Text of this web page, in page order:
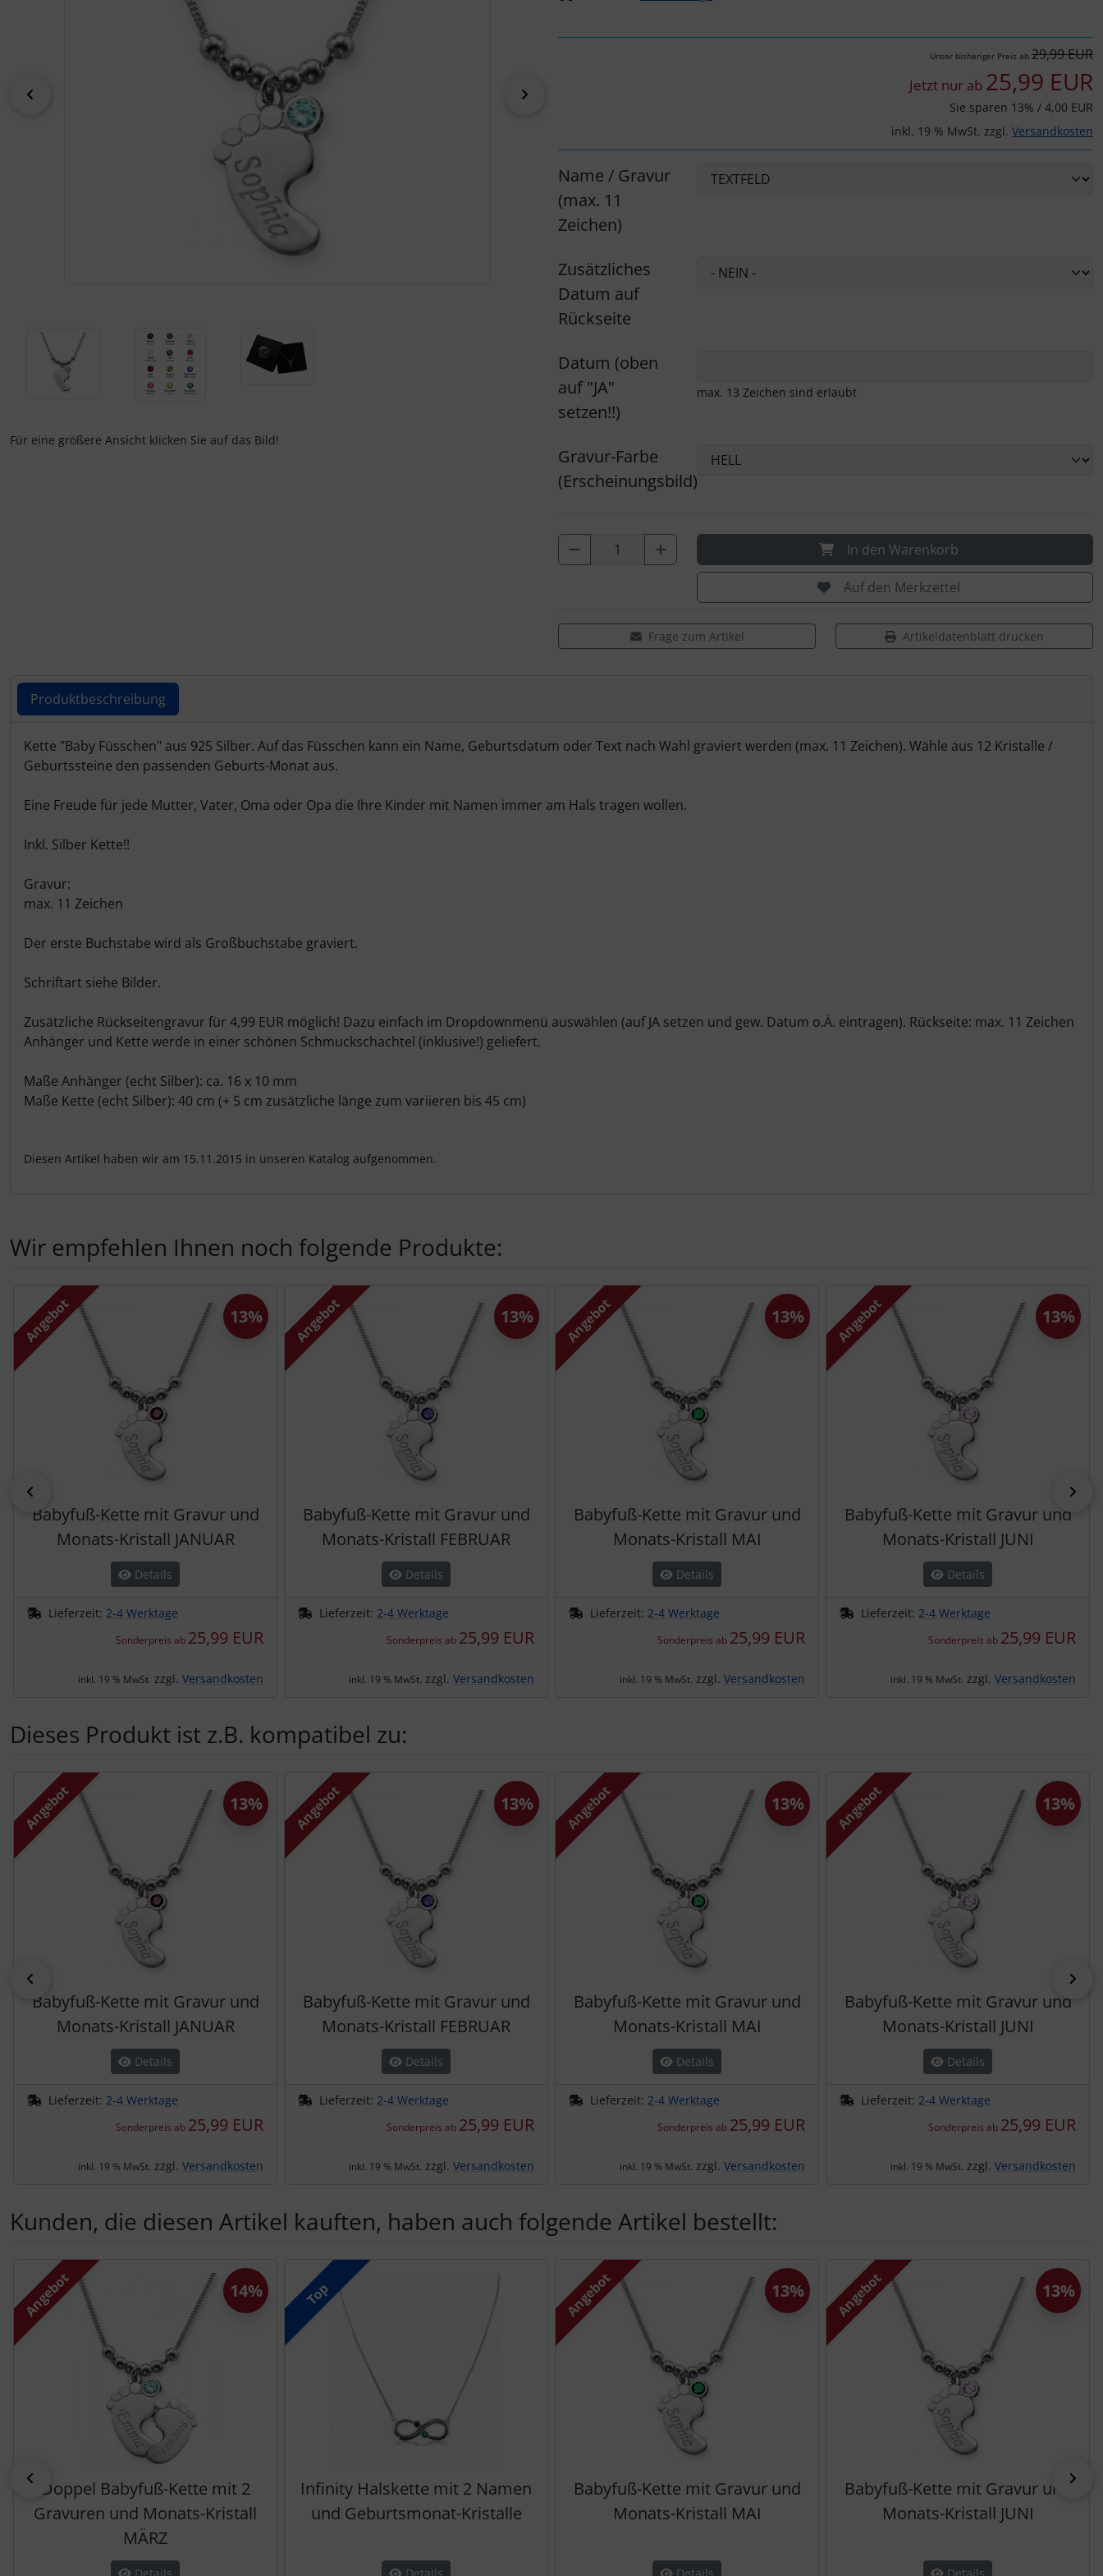
Für eine größere Ansicht klicken Sie auf das Bild!
Unser bisheriger Preis ab 29,99 EUR
Jetzt nur ab 25,99 EUR
Sie sparen 13% / 4,00 EUR
inkl. 19 % MwSt. zzgl. Versandkosten
Name / Gravur
(max. 11
Zeichen)
Zusätzliches
Datum auf
Rückseite
Datum (oben
auf "JA"
setzen!!)
max. 13 Zeichen sind erlaubt
Gravur-Farbe
(Erscheinungsbild)
In den Warenkorb
Auf den Merkzettel
Frage zum Artikel Artikeldatenblatt drucken
Produktbeschreibung
Produktbeschreibung
Kette "Baby Füsschen" aus 925 Silber. Auf das Füsschen kann ein Name, Geburtsdatum oder Text nach Wahl graviert werden (max. 11 Zeichen). Wähle aus 12 Kristalle /
Geburtssteine den passenden Geburts-Monat aus.
Eine Freude für jede Mutter, Vater, Oma oder Opa die Ihre Kinder mit Namen immer am Hals tragen wollen.
Inkl. Silber Kette!!
Gravur:
max. 11 Zeichen
Der erste Buchstabe wird als Großbuchstabe graviert.
Schriftart siehe Bilder.
Zusätzliche Rückseitengravur für 4,99 EUR möglich! Dazu einfach im Dropdownmenü auswählen (auf JA setzen und gew. Datum o.Ä. eintragen). Rückseite: max. 11 Zeichen
Anhänger und Kette werde in einer schönen Schmuckschachtel (inklusive!) geliefert.
Maße Anhänger (echt Silber): ca. 16 x 10 mm
Maße Kette (echt Silber): 40 cm (+ 5 cm zusätzliche länge zum variieren bis 45 cm)
Diesen Artikel haben wir am 15.11.2015 in unseren Katalog aufgenommen.
Wir empfehlen Ihnen noch folgende Produkte:
Es folgt ein Produktslider - navigieren Sie mit der Tab-Taste zu den einzelnen Artikeln.
Angebot
Babyfuß-Kette mit Gravur und
Monats-Kristall JANUAR
Details
Lieferzeit: 2-4 Werktage
Sonderpreis ab 25,99 EUR
13%
inkl. 19 % MwSt. zzgl. Versandkosten
Angebot
Babyfuß-Kette mit Gravur und
Monats-Kristall FEBRUAR
Details
Lieferzeit: 2-4 Werktage
Sonderpreis ab 25,99 EUR
13%
inkl. 19 % MwSt. zzgl. Versandkosten
Angebot
Babyfuß-Kette mit Gravur und
Monats-Kristall MAI
Details
Lieferzeit: 2-4 Werktage
Sonderpreis ab 25,99 EUR
13%
inkl. 19 % MwSt. zzgl. Versandkosten
Angebot
Babyfuß-Kette mit Gravur und
Monats-Kristall JUNI
Details
Lieferzeit: 2-4 Werktage
Sonderpreis ab 25,99 EUR
13%
inkl. 19 % MwSt. zzgl. Versandkosten
Dieses Produkt ist z.B. kompatibel zu:
Es folgt ein Produktslider - navigieren Sie mit der Tab-Taste zu den einzelnen Artikeln.
Angebot
Babyfuß-Kette mit Gravur und
Monats-Kristall JANUAR
Details
Lieferzeit: 2-4 Werktage
Sonderpreis ab 25,99 EUR
13%
inkl. 19 % MwSt. zzgl. Versandkosten
Angebot
Babyfuß-Kette mit Gravur und
Monats-Kristall FEBRUAR
Details
Lieferzeit: 2-4 Werktage
Sonderpreis ab 25,99 EUR
13%
inkl. 19 % MwSt. zzgl. Versandkosten
Angebot
Babyfuß-Kette mit Gravur und
Monats-Kristall MAI
Details
Lieferzeit: 2-4 Werktage
Sonderpreis ab 25,99 EUR
13%
inkl. 19 % MwSt. zzgl. Versandkosten
Angebot
Babyfuß-Kette mit Gravur und
Monats-Kristall JUNI
Details
Lieferzeit: 2-4 Werktage
Sonderpreis ab 25,99 EUR
13%
inkl. 19 % MwSt. zzgl. Versandkosten
Kunden, die diesen Artikel kauften, haben auch folgende Artikel bestellt:
Es folgt ein Produktslider - navigieren Sie mit der Tab-Taste zu den einzelnen Artikeln.
Angebot
Doppel Babyfuß-Kette mit 2
Gravuren und Monats-Kristall
MÄRZ
14% Top
Infinity Halskette mit 2 Namen
und Geburtsmonat-Kristalle
Angebot
Babyfuß-Kette mit Gravur und
Monats-Kristall MAI
13% Angebot
Babyfuß-Kette mit Gravur und
Monats-Kristall JUNI
13%